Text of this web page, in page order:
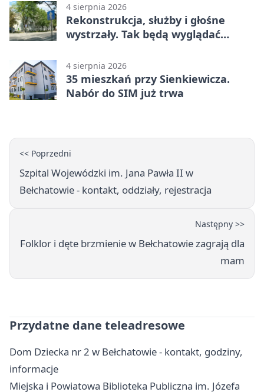
4 sierpnia 2026
Rekonstrukcja, służby i głośne
wystrzały. Tak będą wyglądać
4 sierpnia 2026
35 mieszkań przy Sienkiewicza.
Nabór do SIM już trwa
<< Poprzedni
Szpital Wojewódzki im. Jana Pawła II w
Bełchatowie - kontakt, oddziały, rejestracja
Następny >>
Folklor i dęte brzmienie w Bełchatowie zagrają dla
mam
Przydatne dane teleadresowe
Dom Dziecka nr 2 w Bełchatowie - kontakt, godziny,
informacje
Miejska i Powiatowa Biblioteka Publiczna im. Józefa